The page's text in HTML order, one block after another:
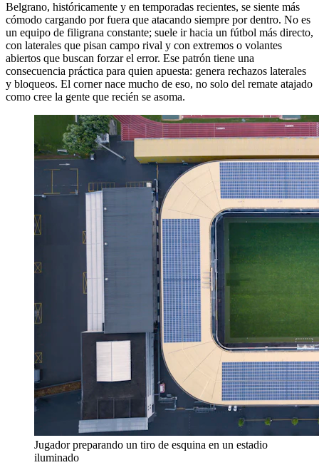
Belgrano, históricamente y en temporadas recientes, se siente más
cómodo cargando por fuera que atacando siempre por dentro. No es
un equipo de filigrana constante; suele ir hacia un fútbol más directo,
con laterales que pisan campo rival y con extremos o volantes
abiertos que buscan forzar el error. Ese patrón tiene una
consecuencia práctica para quien apuesta: genera rechazos laterales
y bloqueos. El corner nace mucho de eso, no solo del remate atajado
como cree la gente que recién se asoma.
Jugador preparando un tiro de esquina en un estadio
iluminado